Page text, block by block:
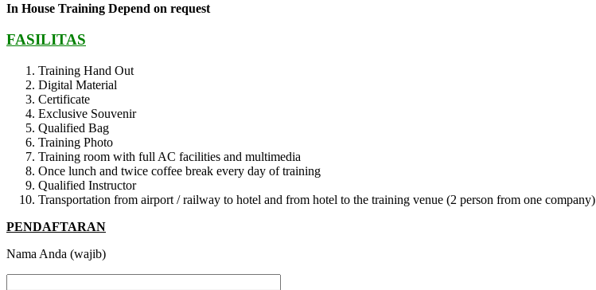
In House Training Depend on request
FASILITAS
Training Hand Out
Digital Material
Certificate
Exclusive Souvenir
Qualified Bag
Training Photo
Training room with full AC facilities and multimedia
Once lunch and twice coffee break every day of training
Qualified Instructor
Transportation from airport / railway to hotel and from hotel to the training venue (2 person from one company)
PENDAFTARAN
Nama Anda (wajib)